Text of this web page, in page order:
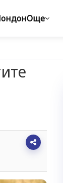
Още